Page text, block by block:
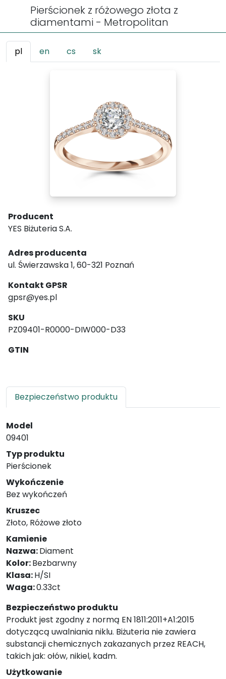
Pierścionek z różowego złota z
diamentami - Metropolitan
pl en cs sk
Producent
YES Biżuteria S.A.
Adres producenta
ul. Świerzawska 1, 60-321 Poznań
Kontakt GPSR
gpsr@yes.pl
SKU
PZ09401-R0000-DIW000-D33
GTIN
Bezpieczeństwo produktu
Model
09401
Typ produktu
Pierścionek
Wykończenie
Bez wykończeń
Kruszec
Złoto, Różowe złoto
Kamienie
Nazwa:Diament
Kolor:Bezbarwny
Klasa:H/SI
Waga:0.33ct
Bezpieczeństwo produktu
Produkt jest zgodny z normą EN 1811:2011+A1:2015
dotyczącą uwalniania niklu. Biżuteria nie zawiera
substancji chemicznych zakazanych przez REACH,
takich jak: ołów, nikiel, kadm.
Użytkowanie